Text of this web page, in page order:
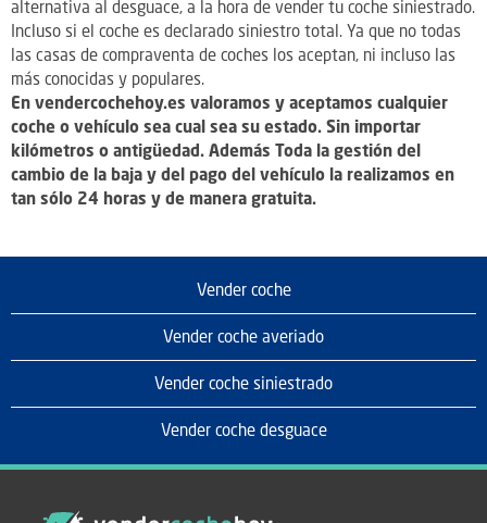
alternativa al desguace, a la hora de vender tu coche siniestrado.
Incluso si el coche es declarado siniestro total. Ya que no todas
las casas de compraventa de coches los aceptan, ni incluso las
más conocidas y populares.
En vendercochehoy.es valoramos y aceptamos cualquier
coche o vehículo sea cual sea su estado. Sin importar
kilómetros o antigüedad. Además Toda la gestión del
cambio de la baja y del pago del vehículo la realizamos en
tan sólo 24 horas y de manera gratuita.
Vender coche
Vender coche averiado
Vender coche siniestrado
Vender coche desguace